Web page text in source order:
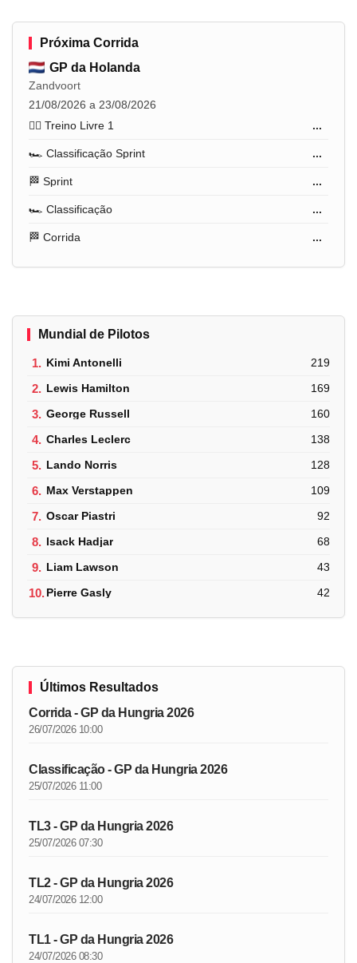
Próxima Corrida
GP da Holanda
Zandvoort
21/08/2026 a 23/08/2026
🏋️‍♂️ Treino Livre 1
...
🏎️ Classificação Sprint ...
🏁 Sprint ...
🏎️ Classificação ...
🏁 Corrida ...
Mundial de Pilotos
1. Kimi Antonelli 219
2. Lewis Hamilton 169
3. George Russell 160
4. Charles Leclerc 138
5. Lando Norris 128
6. Max Verstappen 109
7. Oscar Piastri 92
8. Isack Hadjar 68
9. Liam Lawson 43
10.Pierre Gasly 42
Últimos Resultados
Corrida - GP da Hungria 2026
26/07/2026 10:00
Classificação - GP da Hungria 2026
25/07/2026 11:00
TL3 - GP da Hungria 2026
25/07/2026 07:30
TL2 - GP da Hungria 2026
24/07/2026 12:00
TL1 - GP da Hungria 2026
24/07/2026 08:30